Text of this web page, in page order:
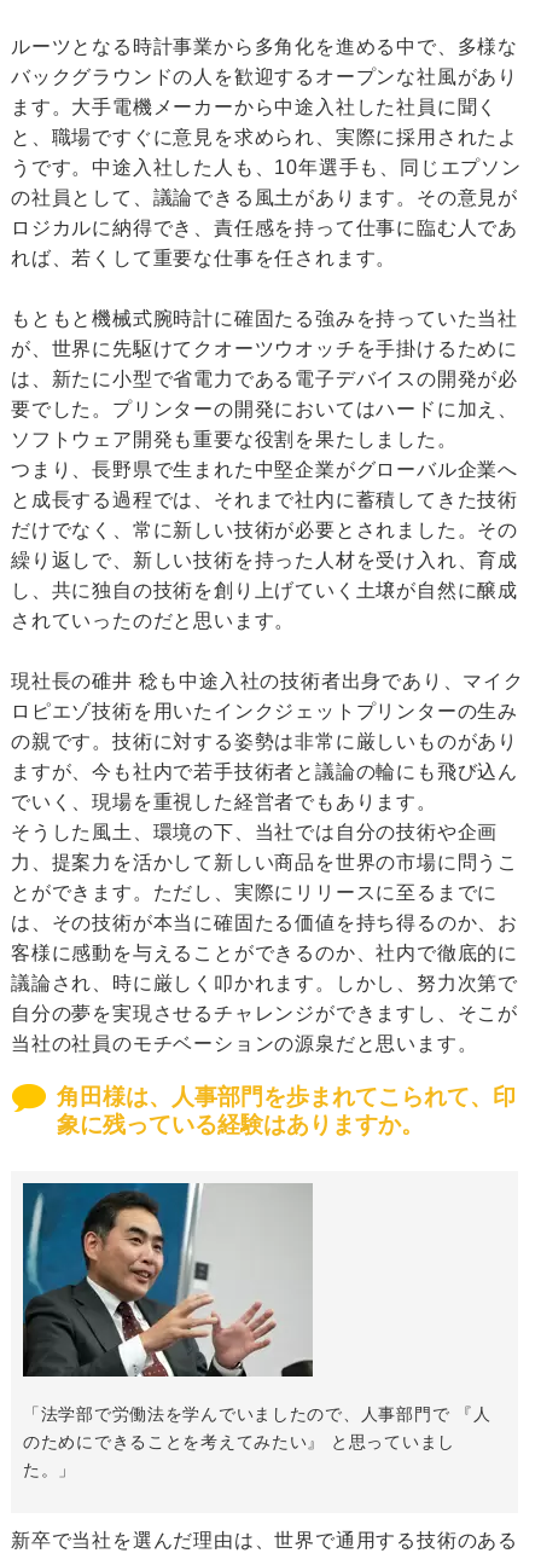
ルーツとなる時計事業から多角化を進める中で、多様な
バックグラウンドの人を歓迎するオープンな社風があり
ます。大手電機メーカーから中途入社した社員に聞く
と、職場ですぐに意見を求められ、実際に採用されたよ
うです。中途入社した人も、10年選手も、同じエプソン
の社員として、議論できる風土があります。その意見が
ロジカルに納得でき、責任感を持って仕事に臨む人であ
れば、若くして重要な仕事を任されます。
もともと機械式腕時計に確固たる強みを持っていた当社
が、世界に先駆けてクオーツウオッチを手掛けるために
は、新たに小型で省電力である電子デバイスの開発が必
要でした。プリンターの開発においてはハードに加え、
ソフトウェア開発も重要な役割を果たしました。
つまり、長野県で生まれた中堅企業がグローバル企業へ
と成長する過程では、それまで社内に蓄積してきた技術
だけでなく、常に新しい技術が必要とされました。その
繰り返しで、新しい技術を持った人材を受け入れ、育成
し、共に独自の技術を創り上げていく土壌が自然に醸成
されていったのだと思います。
現社長の碓井 稔も中途入社の技術者出身であり、マイク
ロピエゾ技術を用いたインクジェットプリンターの生み
の親です。技術に対する姿勢は非常に厳しいものがあり
ますが、今も社内で若手技術者と議論の輪にも飛び込ん
でいく、現場を重視した経営者でもあります。
そうした風土、環境の下、当社では自分の技術や企画
力、提案力を活かして新しい商品を世界の市場に問うこ
とができます。ただし、実際にリリースに至るまでに
は、その技術が本当に確固たる価値を持ち得るのか、お
客様に感動を与えることができるのか、社内で徹底的に
議論され、時に厳しく叩かれます。しかし、努力次第で
自分の夢を実現させるチャレンジができますし、そこが
当社の社員のモチベーションの源泉だと思います。
角田様は、人事部門を歩まれてこられて、印
象に残っている経験はありますか。
「法学部で労働法を学んでいましたので、人事部門で 『人
のためにできることを考えてみたい』 と思っていまし
た。」
新卒で当社を選んだ理由は、世界で通用する技術のある